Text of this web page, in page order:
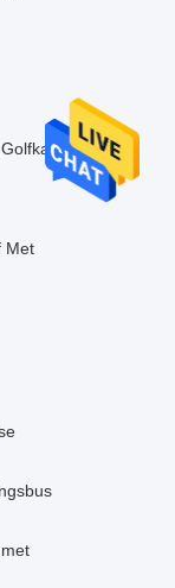
Met